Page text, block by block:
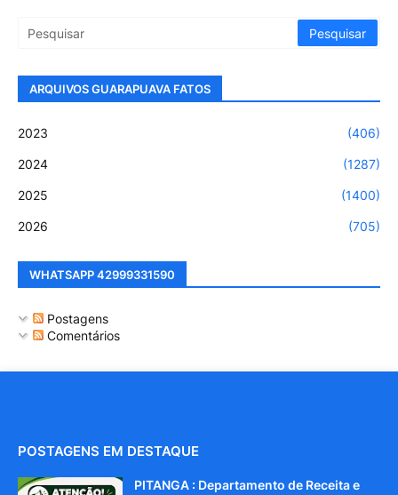
ARQUIVOS GUARAPUAVA FATOS
2023 (406)
2024 (1287)
2025 (1400)
2026 (705)
WHATSAPP 42999331590
Postagens
Comentários
POSTAGENS EM DESTAQUE
PITANGA : Departamento de Receita e